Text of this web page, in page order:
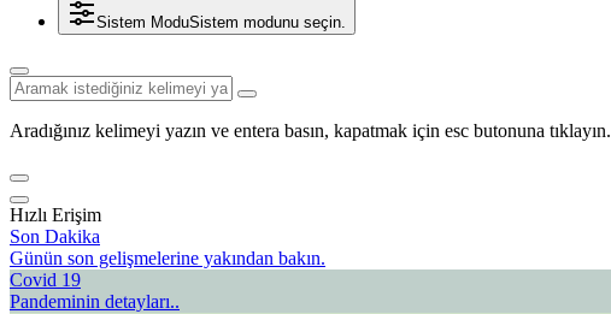
Sistem ModuSistem modunu seçin.
Aradığınız kelimeyi yazın ve entera basın, kapatmak için esc butonuna tıklayın.
Hızlı Erişim
Son Dakika
Günün son gelişmelerine yakından bakın.
Covid 19
Pandeminin detayları..